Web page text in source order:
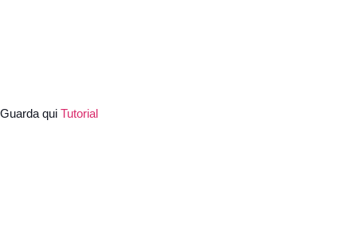
Guarda qui Tutorial